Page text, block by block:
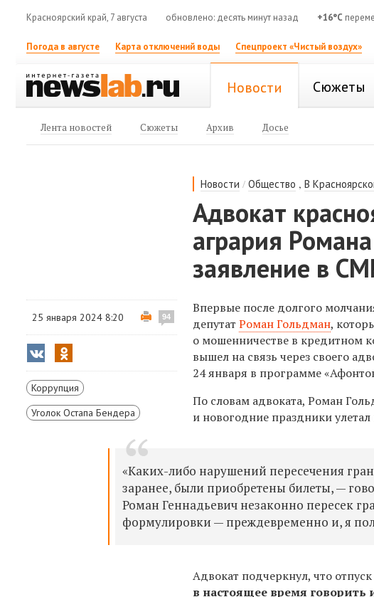
Красноярский край, 7 августа обновлено: десять минут назад +16°C
Погода в августе Карта отключений воды Спецпроект «Чистый воздух»
Новости Сюжеты
Лента новостей Сюжеты Архив Досье
Новости /Общество ,В
Адвокат
агрария
заявление в
25 января 2024 8:20 94
Коррупция
Уголок Остапа Бендера
Впервые после долгого
депутат Роман Гольдман,
о мошенничестве в кредитном
вышел на связь через своего
24 января в программе
По словам адвоката, Роман
и новогодние праздники
«Каких-либо нарушений пересечения
заранее, были приобретены билеты, —
Роман Геннадьевич незаконно пересек
формулировки — преждевременно и, я
Адвокат подчеркнул, что
в настоящее время говорить